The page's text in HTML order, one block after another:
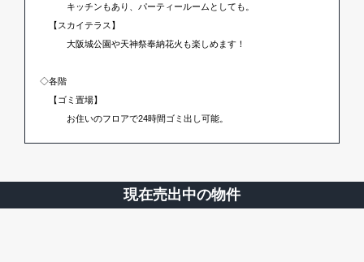
キッチンもあり、パーティールームとしても。
【スカイテラス】
大阪城公園や天神祭奉納花火も楽しめます！
◇各階
【ゴミ置場】
お住いのフロアで24時間ゴミ出し可能。
現在売出中の物件